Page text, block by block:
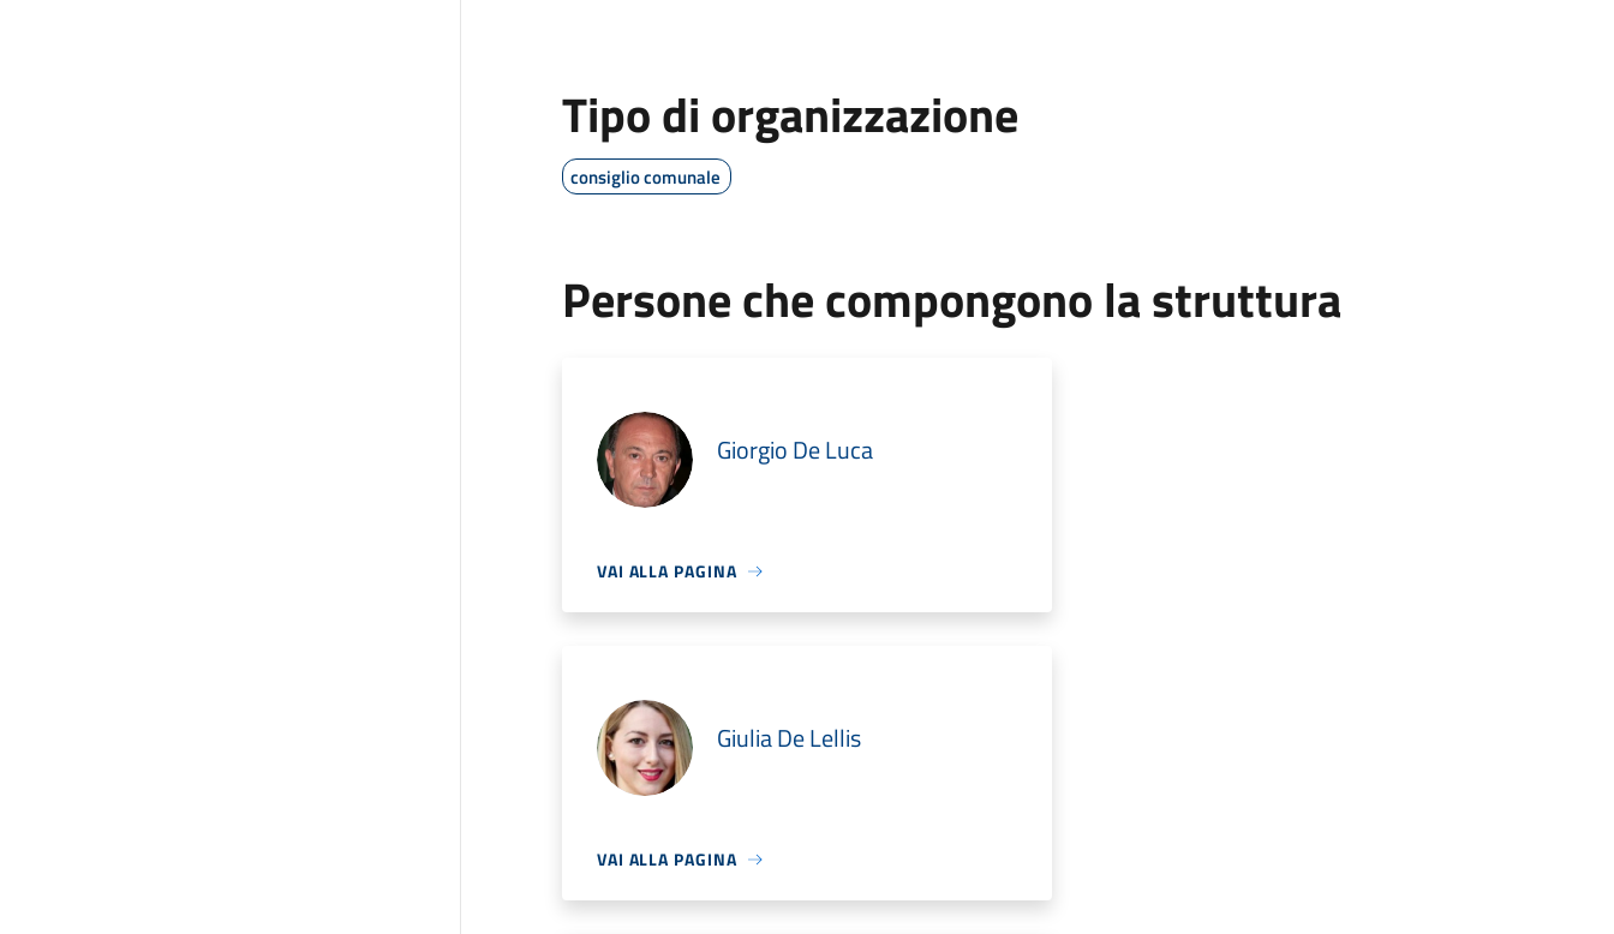
Tipo di organizzazione
consiglio comunale
Persone che compongono la struttura
Giorgio De Luca
VAI ALLA PAGINA
Giulia De Lellis
VAI ALLA PAGINA